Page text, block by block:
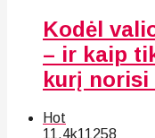
Kodėl
– ir kaip
kurį
Hot
11.4k11258